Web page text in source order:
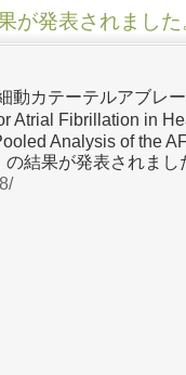
が発表されました
動カテーテルアブレ
Atrial Fibrillation in
Analysis of the
結果が発表されまし